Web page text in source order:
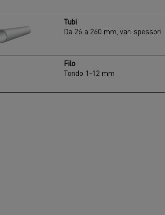
Tubi
Da 26 a 260 mm, vari spessori
Filo
Tondo 1-12 mm